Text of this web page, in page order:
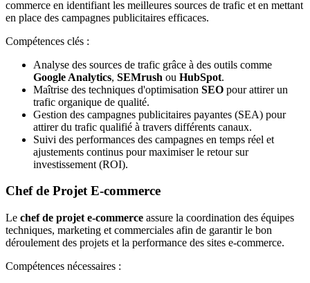
commerce en identifiant les meilleures sources de trafic et en mettant
en place des campagnes publicitaires efficaces.
Compétences clés :
Analyse des sources de trafic grâce à des outils comme
Google Analytics, SEMrush ou HubSpot.
Maîtrise des techniques d'optimisation SEO pour attirer un
trafic organique de qualité.
Gestion des campagnes publicitaires payantes (SEA) pour
attirer du trafic qualifié à travers différents canaux.
Suivi des performances des campagnes en temps réel et
ajustements continus pour maximiser le retour sur
investissement (ROI).
Chef de Projet E-commerce
Le chef de projet e-commerce assure la coordination des équipes
techniques, marketing et commerciales afin de garantir le bon
déroulement des projets et la performance des sites e-commerce.
Compétences nécessaires :